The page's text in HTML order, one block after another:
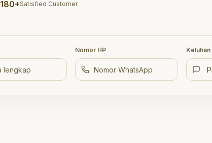
180+Satisfied Customer
Nomor HP Keluhan